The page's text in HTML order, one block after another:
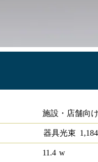
施設・店舗向
器具光束 1,184
11.4 w